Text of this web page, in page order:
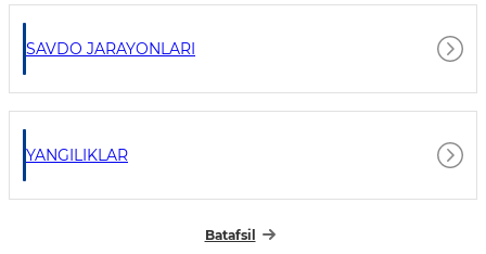
SAVDO JARAYONLARI
YANGILIKLAR
Batafsil